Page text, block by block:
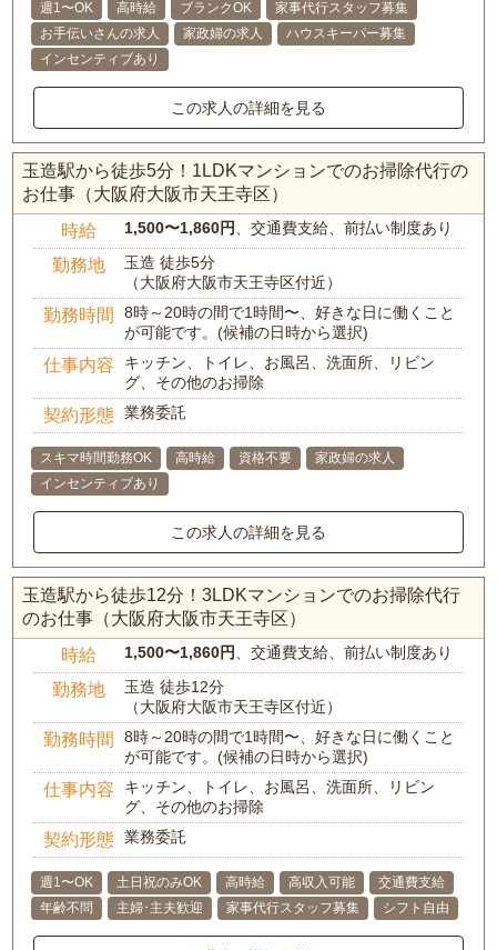
週1〜OK 高時給 ブランクOK
家事代行スタッフ募集
お手伝いさんの求人
家政婦の求人
ハウスキーパー募集
インセンティブあり
この求人の詳細を見る
玉造駅から徒歩5分！1LDKマンションでのお掃除代行の
お仕事（大阪府大阪市天王寺区）
時給 1,500〜1,860円 、交通費支給、前払い制度あり
勤務地
玉造 徒歩5分
（大阪府大阪市天王寺区付近）
勤務時間
8時～20時の間で1時間〜、好きな日に働くこと
が可能です。(候補の日時から選択)
仕事内容
キッチン、トイレ、お風呂、洗面所、リビン
グ、その他のお掃除
契約形態 業務委託
スキマ時間勤務OK 高時給 資格不要
家政婦の求人
インセンティブあり
この求人の詳細を見る
玉造駅から徒歩12分！3LDKマンションでのお掃除代行
のお仕事（大阪府大阪市天王寺区）
時給 1,500〜1,860円 、交通費支給、前払い制度あり
勤務地
玉造 徒歩12分
（大阪府大阪市天王寺区付近）
勤務時間
8時～20時の間で1時間〜、好きな日に働くこと
が可能です。(候補の日時から選択)
仕事内容
キッチン、トイレ、お風呂、洗面所、リビン
グ、その他のお掃除
契約形態 業務委託
週1〜OK 土日祝のみOK 高時給 高収入可能
交通費支給
年齢不問
主婦･主夫歓迎 家事代行スタッフ募集 シフト自由